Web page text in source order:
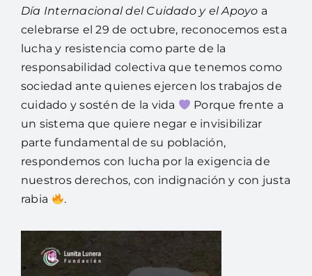
Día Internacional del Cuidado y el Apoyo a
celebrarse el 29 de octubre, reconocemos esta
lucha y resistencia como parte de la
responsabilidad colectiva que tenemos como
sociedad ante quienes ejercen los trabajos de
cuidado y sostén de la vida
Porque frente a
un sistema que quiere negar e invisibilizar
parte fundamental de su población,
respondemos con lucha por la exigencia de
nuestros derechos, con indignación y con justa
rabia
.